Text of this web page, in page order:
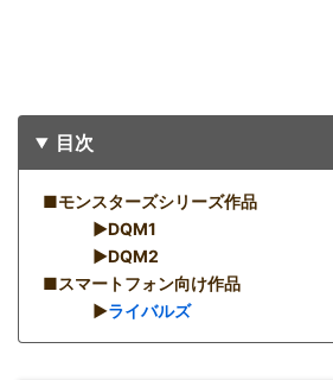
目次
■モンスターズシリーズ作品
▶︎DQM1
▶︎DQM2
■スマートフォン向け作品
▶︎ライバルズ